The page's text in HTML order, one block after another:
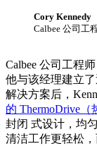
Cory Kennedy
Calbee 公司工
Calbee 公司工程
他与该经理建立
解决方案后，
的 ThermoDrive
封闭 式设计，均
清洁工作更轻松